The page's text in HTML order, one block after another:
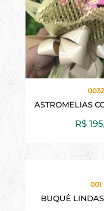
0032
ASTROMELIAS
R$
001
BUQUÊ